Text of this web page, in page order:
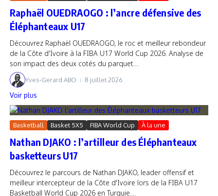
Raphaël OUEDRAOGO : l’ancre défensive des
Éléphanteaux U17
Découvrez Raphaël OUEDRAOGO, le roc et meilleur rebondeur
de la Côte d'Ivoire à la FIBA U17 World Cup 2026. Analyse de
son impact des deux cotés du parquet....
Yves-Gerard ABO 8 juillet 2026
Voir plus
Basketball Basket 5X5 FIBA World Cup À la une
Nathan DJAKO : l’artilleur des Éléphanteaux
basketteurs U17
Découvrez le parcours de Nathan DJAKO, leader offensif et
meilleur intercepteur de la Côte d'Ivoire lors de la FIBA U17
Basketball World Cup 2026 en Turquie....